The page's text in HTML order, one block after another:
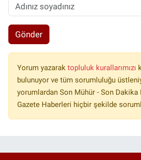
Gönder
Yorum yazarak topluluk kurallarımızı
bulunuyor ve tüm sorumluluğu
yorumlardan Son Mühür - Son Dakika
Gazete Haberleri hiçbir şekilde